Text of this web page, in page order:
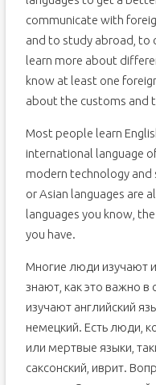
communicate with
and to study abroad, to
learn more about
know at least one
about the customs and
Most people learn
international language
modern technology and
or Asian languages are
languages you know,
you have.
Многие люди изучают
знают, как это важно
изучают английский
немецкий. Есть люди,
или мертвые языки,
саксонский, иврит.